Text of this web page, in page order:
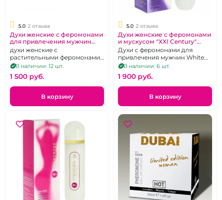
5.0 2 отзыва
Духи женские с феромонами
для привлечения мужчин
"Sensual" Touch
духи женские с
растительными феромонами
Цеветин, 55 мл
В наличии: 12 шт.
1 500 pуб.
В корзину
5.0 2 отзыва
Духи женские с феромонами
и мускусом "XXI Century"
Белый Мускус 100 мл
Духи с феромонами для
привлечения мужчин White
Musk
В наличии: 6 шт.
1 900 pуб.
В корзину